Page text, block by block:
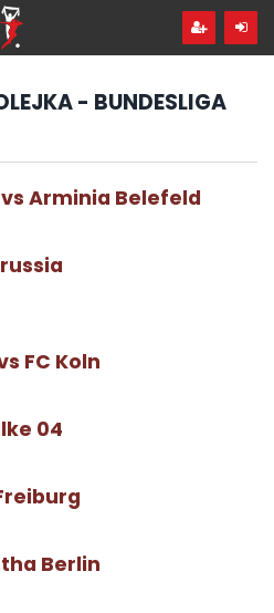
- BUNDESLIGA
Arminia Belefeld
FC Koln
04
Berlin